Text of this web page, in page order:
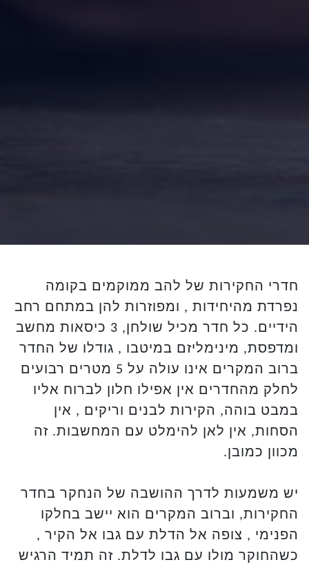
חדרי החקירות של להב ממוקמים בקומה
נפרדת מהיחידות , ומפוזרות להן במתחם רחב
הידיים. כל חדר מכיל שולחן, 3 כיסאות מחשב
ומדפסת, מינימליזם במיטבו , גודלו של החדר
ברוב המקרים אינו עולה על 5 מטרים רבועים
לחלק מהחדרים אין אפילו חלון לברוח אליו
במבט בוהה, הקירות לבנים וריקים , אין
הסחות, אין לאן להימלט עם המחשבות. זה
מכוון כמובן.
יש משמעות לדרך ההושבה של הנחקר בחדר
החקירות, וברוב המקרים הוא יישב בחלקו
הפנימי , צופה אל הדלת עם גבו אל הקיר ,
כשהחוקר מולו עם גבו לדלת. זה תמיד הרגיש